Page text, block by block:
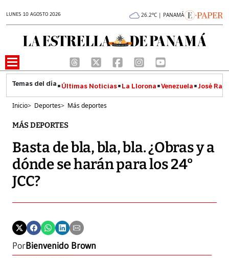
LUNES 10 AGOSTO 2026 26.2°C | PANAMÁ
Últimas Noticias La Llorona Venezuela José
Inicio> Deportes> Más deportes
MÁS DEPORTES
Basta de bla, bla, bla. ¿Obras y a
dónde se harán para los 24°
JCC?
PorBienvenido Brown